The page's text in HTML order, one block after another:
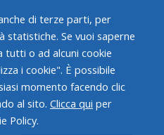
di terze parti, per
Se vuoi saperne
tutti o ad alcuni cookie
i cookie". È possibile
momento facendo clic
al sito. Clicca qui per
Policy.